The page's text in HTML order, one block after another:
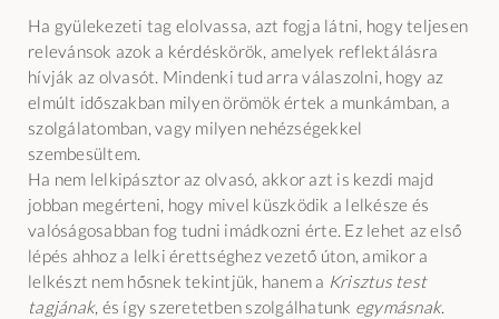
Ha gyülekezeti tag elolvassa, azt fogja látni, hogy teljesen
relevánsok azok a kérdéskörök, amelyek reflektálásra
hívják az olvasót. Mindenki tud arra válaszolni, hogy az
elmúlt időszakban milyen örömök értek a munkámban, a
szolgálatomban, vagy milyen nehézségekkel
szembesültem.
Ha nem lelkipásztor az olvasó, akkor azt is kezdi majd
jobban megérteni, hogy mivel küszködik a lelkésze és
valóságosabban fog tudni imádkozni érte. Ez lehet az első
lépés ahhoz a lelki érettséghez vezető úton, amikor a
lelkészt nem hősnek tekintjük, hanem a Krisztus test
tagjának, és így szeretetben szolgálhatunk egymásnak.